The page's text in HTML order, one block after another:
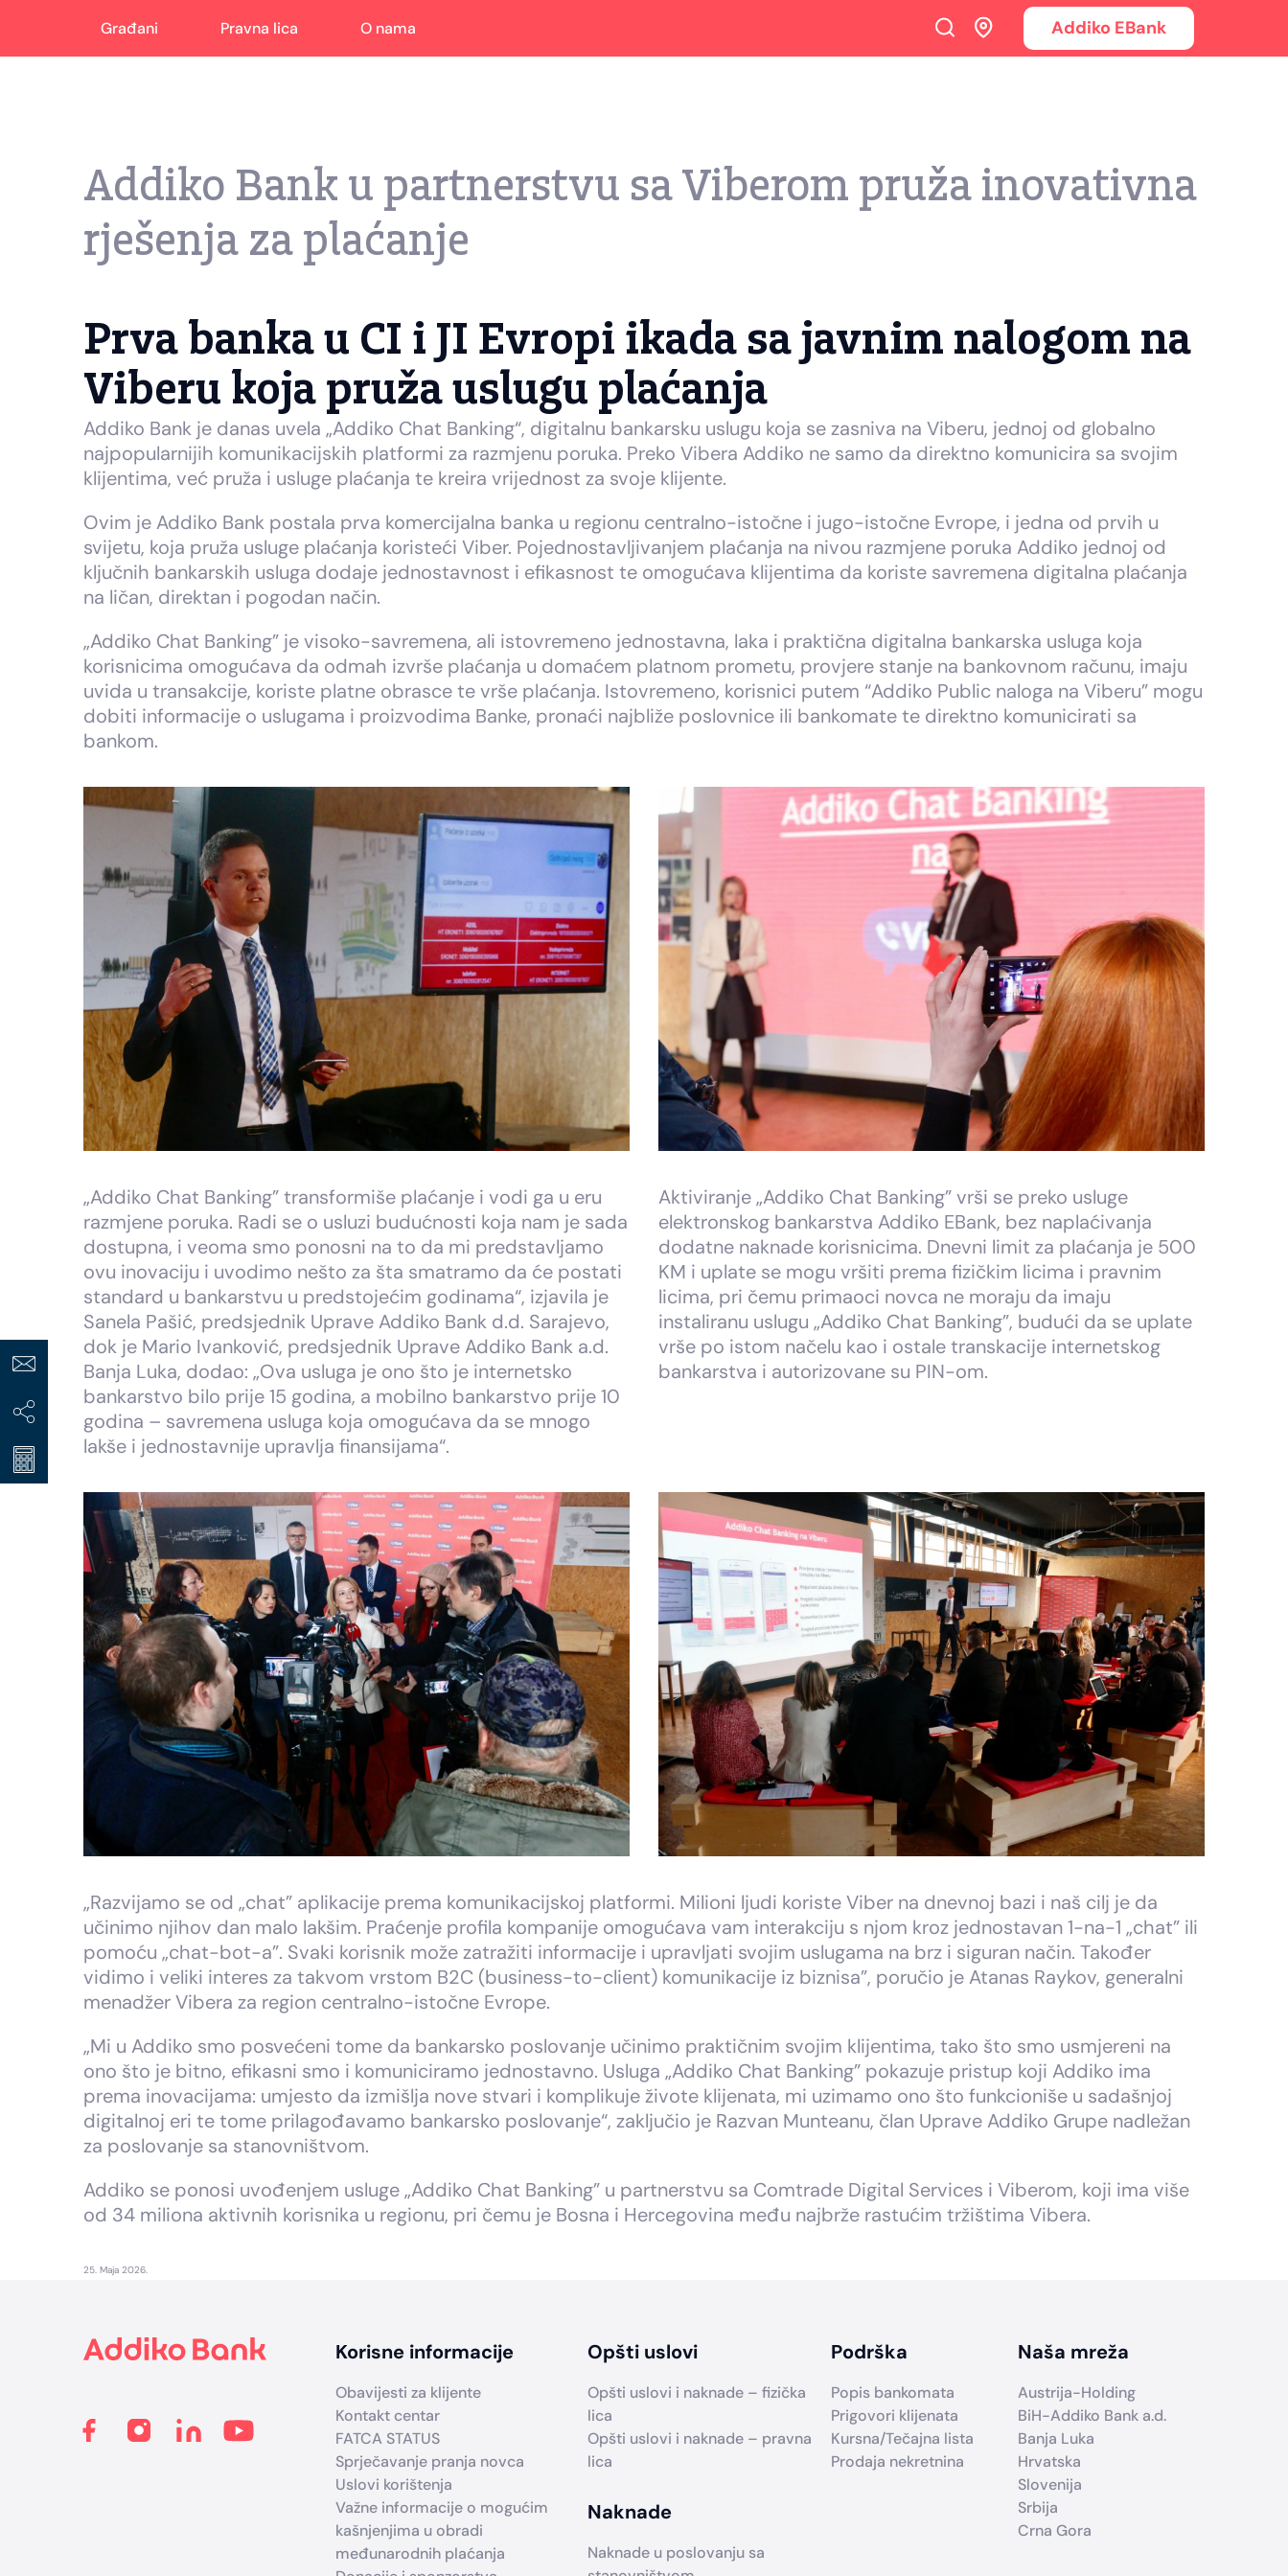
Građani Pravna lica O nama Addiko EBank
Addiko Bank u partnerstvu sa Viberom pruža inovativna
rješenja za plaćanje
Prva banka u CI i JI Evropi ikada sa javnim nalogom na
Viberu koja pruža uslugu plaćanja
Addiko Bank je danas uvela „Addiko Chat Banking“, digitalnu bankarsku uslugu koja se zasniva na Viberu, jednoj od globalno
najpopularnijih komunikacijskih platformi za razmjenu poruka. Preko Vibera Addiko ne samo da direktno komunicira sa svojim
klijentima, već pruža i usluge plaćanja te kreira vrijednost za svoje klijente.
Ovim je Addiko Bank postala prva komercijalna banka u regionu centralno-istočne i jugo-istočne Evrope, i jedna od prvih u
svijetu, koja pruža usluge plaćanja koristeći Viber. Pojednostavljivanjem plaćanja na nivou razmjene poruka Addiko jednoj od
ključnih bankarskih usluga dodaje jednostavnost i efikasnost te omogućava klijentima da koriste savremena digitalna plaćanja
na ličan, direktan i pogodan način.
„Addiko Chat Banking” je visoko-savremena, ali istovremeno jednostavna, laka i praktična digitalna bankarska usluga koja
korisnicima omogućava da odmah izvrše plaćanja u domaćem platnom prometu, provjere stanje na bankovnom računu, imaju
uvida u transakcije, koriste platne obrasce te vrše plaćanja. Istovremeno, korisnici putem “Addiko Public naloga na Viberu” mogu
dobiti informacije o uslugama i proizvodima Banke, pronaći najbliže poslovnice ili bankomate te direktno komunicirati sa
bankom.
„Addiko Chat Banking” transformiše plaćanje i vodi ga u eru
razmjene poruka. Radi se o usluzi budućnosti koja nam je sada
dostupna, i veoma smo ponosni na to da mi predstavljamo
ovu inovaciju i uvodimo nešto za šta smatramo da će postati
standard u bankarstvu u predstojećim godinama“, izjavila je
Sanela Pašić, predsjednik Uprave Addiko Bank d.d. Sarajevo,
dok je Mario Ivanković, predsjednik Uprave Addiko Bank a.d.
Banja Luka, dodao: „Ova usluga je ono što je internetsko
bankarstvo bilo prije 15 godina, a mobilno bankarstvo prije 10
godina – savremena usluga koja omogućava da se mnogo
lakše i jednostavnije upravlja finansijama“.
Aktiviranje „Addiko Chat Banking” vrši se preko usluge
elektronskog bankarstva Addiko EBank, bez naplaćivanja
dodatne naknade korisnicima. Dnevni limit za plaćanja je 500
KM i uplate se mogu vršiti prema fizičkim licima i pravnim
licima, pri čemu primaoci novca ne moraju da imaju
instaliranu uslugu „Addiko Chat Banking”, budući da se uplate
vrše po istom načelu kao i ostale transkacije internetskog
bankarstva i autorizovane su PIN-om.
„Razvijamo se od „chat” aplikacije prema komunikacijskoj platformi. Milioni ljudi koriste Viber na dnevnoj bazi i naš cilj je da
učinimo njihov dan malo lakšim. Praćenje profila kompanije omogućava vam interakciju s njom kroz jednostavan 1-na-1 „chat” ili
pomoću „chat-bot-a”. Svaki korisnik može zatražiti informacije i upravljati svojim uslugama na brz i siguran način. Također
vidimo i veliki interes za takvom vrstom B2C (business-to-client) komunikacije iz biznisa”, poručio je Atanas Raykov, generalni
menadžer Vibera za region centralno-istočne Evrope.
„Mi u Addiko smo posvećeni tome da bankarsko poslovanje učinimo praktičnim svojim klijentima, tako što smo usmjereni na
ono što je bitno, efikasni smo i komuniciramo jednostavno. Usluga „Addiko Chat Banking” pokazuje pristup koji Addiko ima
prema inovacijama: umjesto da izmišlja nove stvari i komplikuje živote klijenata, mi uzimamo ono što funkcioniše u sadašnjoj
digitalnoj eri te tome prilagođavamo bankarsko poslovanje“, zaključio je Razvan Munteanu, član Uprave Addiko Grupe nadležan
za poslovanje sa stanovništvom.
Addiko se ponosi uvođenjem usluge „Addiko Chat Banking” u partnerstvu sa Comtrade Digital Services i Viberom, koji ima više
od 34 miliona aktivnih korisnika u regionu, pri čemu je Bosna i Hercegovina među najbrže rastućim tržištima Vibera.
25. Maja 2026.
Korisne informacije
Obavijesti za klijente
Kontakt centar
FATCA STATUS
Sprječavanje pranja novca
Uslovi korištenja
Važne informacije o mogućim
kašnjenjima u obradi
međunarodnih plaćanja
Opšti uslovi
Opšti uslovi i naknade – fizička
lica
Opšti uslovi i naknade – pravna
lica
Naknade
Naknade u poslovanju sa
Podrška
Popis bankomata
Prigovori klijenata
Kursna/Tečajna lista
Prodaja nekretnina
Naša mreža
Austrija-Holding
BiH-Addiko Bank a.d.
Banja Luka
Hrvatska
Slovenija
Srbija
Crna Gora